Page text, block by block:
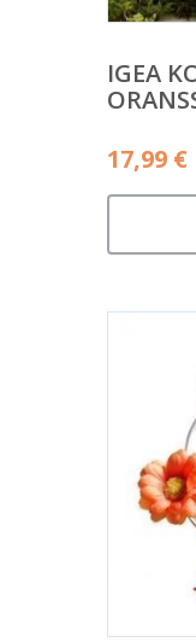
IGEA
17,99 €